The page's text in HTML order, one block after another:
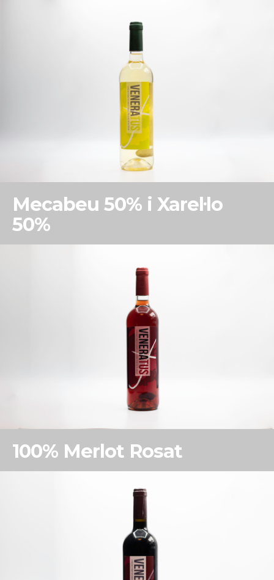
Mecabeu 50% i Xarel·lo
50%
100% Merlot Rosat